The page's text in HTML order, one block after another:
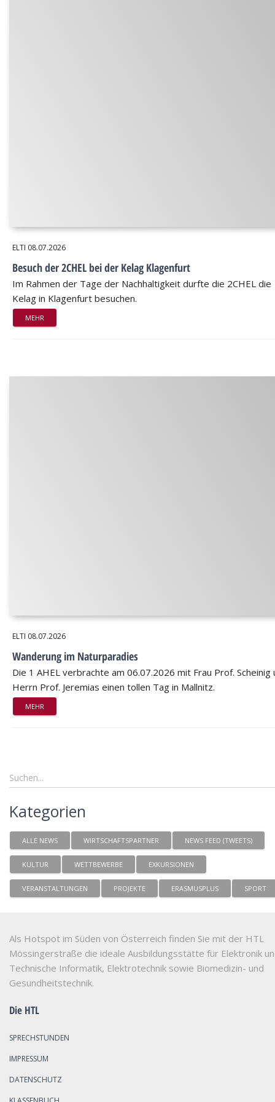
ELTI 08.07.2026
Besuch der 2CHEL bei der Kelag Klagenfurt
Im Rahmen der Tage der Nachhaltigkeit durfte die 2CHEL die
Kelag in Klagenfurt besuchen.
MEHR
ELTI 08.07.2026
Wanderung im Naturparadies
Die 1 AHEL verbrachte am 06.07.2026 mit Frau Prof. Scheinig
Herrn Prof. Jeremias einen tollen Tag in Mallnitz.
MEHR
Kategorien
ALLE NEWS WIRTSCHAFTSPARTNER NEWS FEED (TWEETS)
KULTUR WETTBEWERBE EXKURSIONEN
VERANSTALTUNGEN PROJEKTE ERASMUSPLUS SPORT
Als Hotspot im Süden von Österreich finden Sie mit der HTL
Mössingerstraße die ideale Ausbildungsstätte für Elektronik
Technische Informatik, Elektrotechnik sowie Biomedizin- und
Gesundheitstechnik.
Die HTL
SPRECHSTUNDEN
IMPRESSUM
DATENSCHUTZ